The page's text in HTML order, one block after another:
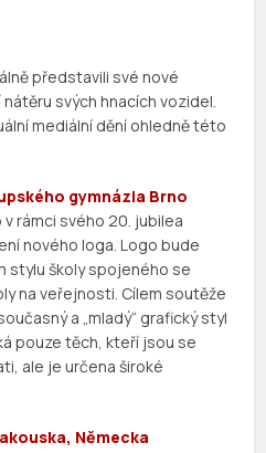
představili své nové
svých hnacích vozidel.
mediální dění ohledně této
gymnázia Brno
rámci svého 20. jubilea
nového loga. Logo bude
stylu školy spojeného se
na veřejnosti. Cílem soutěže
a „mladý“ grafický styl
pouze těch, kteří jsou se
ale je určena široké
Německa